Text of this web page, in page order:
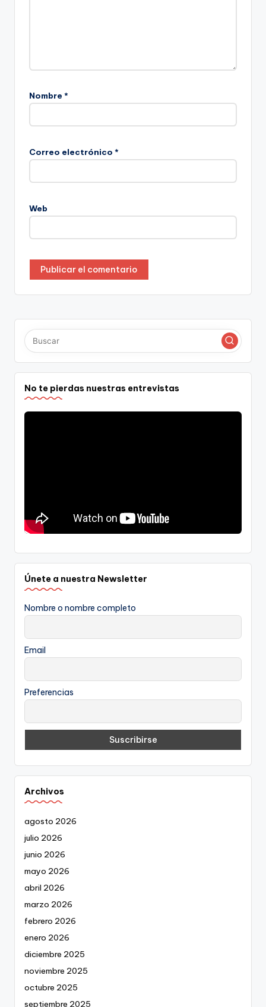
Nombre *
Correo electrónico *
Web
No te pierdas nuestras entrevistas
Únete a nuestra Newsletter
Nombre o nombre completo
Email
Preferencias
Archivos
agosto 2026
julio 2026
junio 2026
mayo 2026
abril 2026
marzo 2026
febrero 2026
enero 2026
diciembre 2025
noviembre 2025
octubre 2025
septiembre 2025